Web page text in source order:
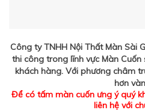
Công ty TNHH Nội Thất Màn Sài
thi công trong lĩnh vực Màn
khách hàng. Với phương châm
hơn
Để có tấm màn cuốn ưng ý quý
liên hệ với